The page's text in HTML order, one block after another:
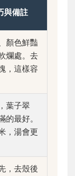
與備註
顏色鮮豔
爛處。去
，這樣容
葉子翠
的最好。
，湯會更
，去殼後